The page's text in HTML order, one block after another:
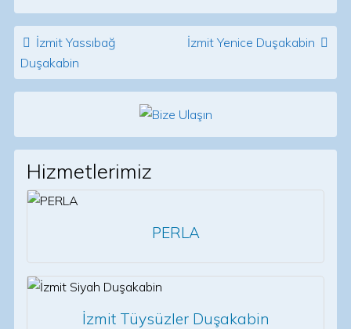
Post navigation
İzmit Yassıbağ
Duşakabin
İzmit Yenice Duşakabin
Hizmetlerimiz
PERLA
İzmit Tüysüzler Duşakabin